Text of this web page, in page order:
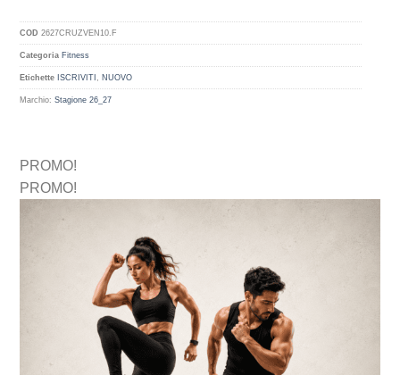
COD2627CRUZVEN10.F
Categoria Fitness
Etichette ISCRIVITI, NUOVO
Marchio:Stagione 26_27
PROMO!
PROMO!